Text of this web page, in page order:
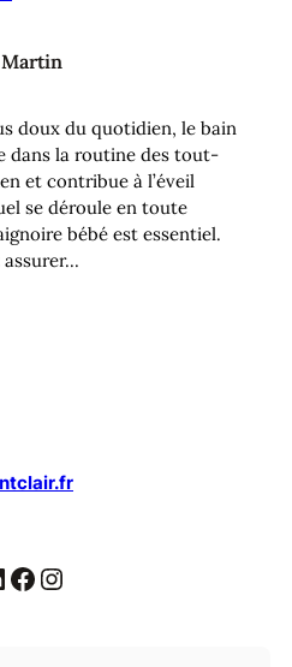
doux du quotidien, le bain
dans la routine des tout-
et contribue à l’éveil
se déroule en toute
bébé est essentiel.
Facebook Instagram